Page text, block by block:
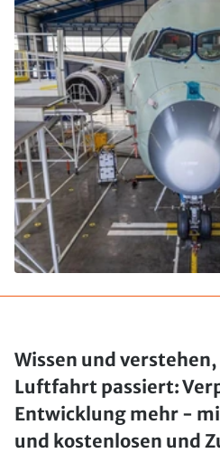
Wissen und
Luftfahrt passiert:
Entwicklung mehr -
und kostenlosen und